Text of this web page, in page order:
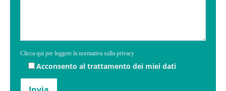
Clicca qui per leggere la normativa sulla privacy
Acconsento al trattamento dei miei dati